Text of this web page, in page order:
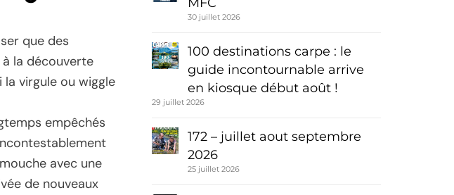
que des
la découverte
virgule ou wiggle
empêchés
avec une
de nouveaux
30 juillet 2026
100 destinations carpe : le
guide incontournable arrive
en kiosque début août !
29 juillet 2026
172 – juillet aout septembre
2026
25 juillet 2026